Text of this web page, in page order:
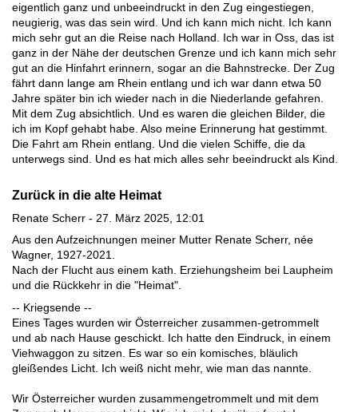
eigentlich ganz und unbeeindruckt in den Zug eingestiegen,
neugierig, was das sein wird. Und ich kann mich nicht. Ich kann
mich sehr gut an die Reise nach Holland. Ich war in Oss, das ist
ganz in der Nähe der deutschen Grenze und ich kann mich sehr
gut an die Hinfahrt erinnern, sogar an die Bahnstrecke. Der Zug
fährt dann lange am Rhein entlang und ich war dann etwa 50
Jahre später bin ich wieder nach in die Niederlande gefahren.
Mit dem Zug absichtlich. Und es waren die gleichen Bilder, die
ich im Kopf gehabt habe. Also meine Erinnerung hat gestimmt.
Die Fahrt am Rhein entlang. Und die vielen Schiffe, die da
unterwegs sind. Und es hat mich alles sehr beeindruckt als Kind.
Zurück in die alte Heimat
Renate Scherr - 27. März 2025, 12:01
Aus den Aufzeichnungen meiner Mutter Renate Scherr, née
Wagner, 1927-2021.
Nach der Flucht aus einem kath. Erziehungsheim bei Laupheim
und die Rückkehr in die "Heimat".
-- Kriegsende --
Eines Tages wurden wir Österreicher zusammen-getrommelt
und ab nach Hause geschickt. Ich hatte den Eindruck, in einem
Viehwaggon zu sitzen. Es war so ein komisches, bläulich
gleißendes Licht. Ich weiß nicht mehr, wie man das nannte.
Wir Österreicher wurden zusammengetrommelt und mit dem